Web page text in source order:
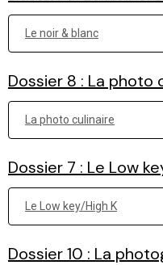
Le noir & blanc
Dossier 8 : La photo
La photo culinaire
Dossier 7 : Le Low
Le Low key/High K
Dossier 10 : La